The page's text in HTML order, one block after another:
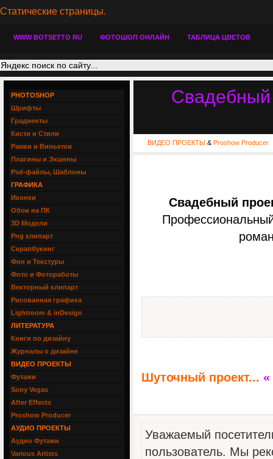
Статические страницы.
WWW BOTSETTO RU ФОТОШОП ОНЛАЙН ТАБЛИЦА ЦВЕТОВ
Свадебный
ВИДЕО ПРОЕКТЫ & Proshow Producer
Свадебный
Шуточный проект...
Уважаемый
пользователь. Мы
PHOTOSHOP
Шрифты
Градиенты
Кисти и Стили
Рамки и Виньетки
Плагины и Экшены
Psd-файлы, Шаблоны
ГРАФИКА
Иконки
Обои на ПК
3D Модели
Png клипарт
Скрапбукинг
Фон и Текстуры
Фото и Фотоработы
Векторный клипарт
Рисованная графика
Lightroom & inDesign
ЛИТЕРАТУРА
Книги по дизайну
Журналы о дизайне
ВИДЕО ПРОЕКТЫ
Футажи
Sony Vegas
After Effects
Proshow Producer
АУДИО ПРОЕКТЫ
Аудио Футажи
Various Artists